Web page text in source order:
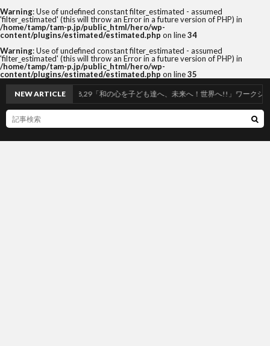
Warning: Use of undefined constant filter_estimated - assumed
'filter_estimated' (this will throw an Error in a future version of PHP) in
/home/tamp/tam-p.jp/public_html/hero/wp-
content/plugins/estimated/estimated.php on line34
Warning: Use of undefined constant filter_estimated - assumed
'filter_estimated' (this will throw an Error in a future version of PHP) in
/home/tamp/tam-p.jp/public_html/hero/wp-
content/plugins/estimated/estimated.php on line35
NEW ARTICLE3/26,28,29「和の心を子ども達へ、未来へ！世界へ!!」ワークショッ